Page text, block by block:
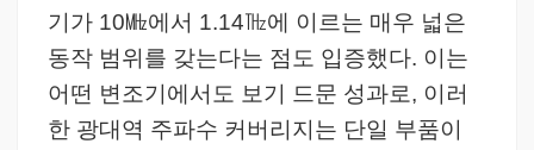
기가 10㎒에서 1.14㎔에 이르는 매우 넓은
동작 범위를 갖는다는 점도 입증했다. 이는
어떤 변조기에서도 보기 드문 성과로, 이러
한 광대역 주파수 커버리지는 단일 부품이